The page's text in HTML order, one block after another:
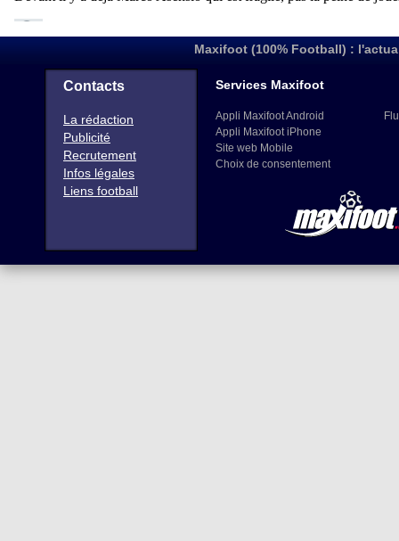
Maxifoot (100% Football) :
Contacts
La rédaction
Publicité
Recrutement
Infos légales
Liens football
Services Maxifoot
Appli Maxifoot Android
Appli Maxifoot iPhone
Site web Mobile
Choix de consentement